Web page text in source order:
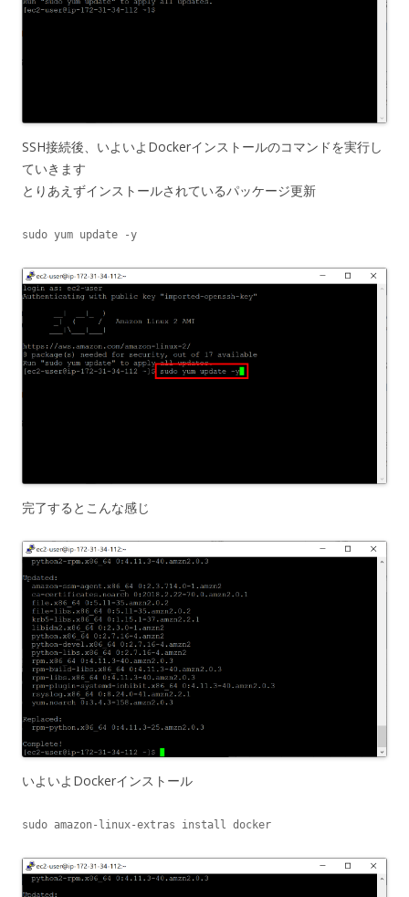
SSH接続後、いよいよDockerインストールのコマンドを実行し
ていきます
とりあえずインストールされているパッケージ更新
sudo yum update -y
完了するとこんな感じ
いよいよDockerインストール
sudo amazon-linux-extras install docker